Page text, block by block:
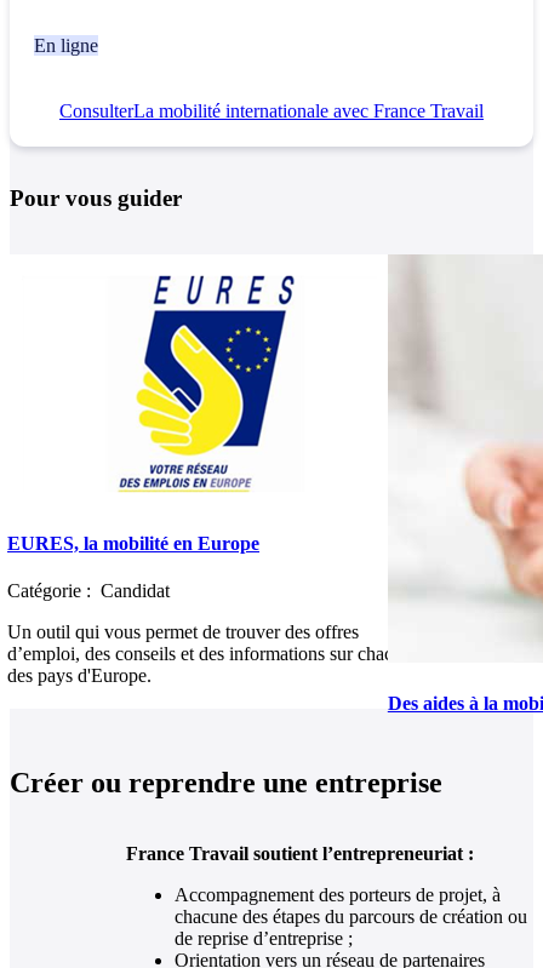
En ligne
ConsulterLa mobilité internationale avec France Travail
Pour vous guider
EURES, la mobilité en Europe
Catégorie : Candidat
Un outil qui vous permet de trouver des offres
d’emploi, des conseils et des informations sur chacun
des pays d'Europe.
Des aides à la
Bénéficier d'aides
Créer ou reprendre une entreprise
France Travail soutient l’entrepreneuriat :
Accompagnement des porteurs de projet, à
chacune des étapes du parcours de création ou
de reprise d’entreprise ;
Orientation vers un réseau de partenaires